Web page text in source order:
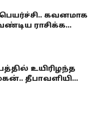
கவனமாக
ராசிக்க...
உயிரிழந்த
தீபாவளியி...